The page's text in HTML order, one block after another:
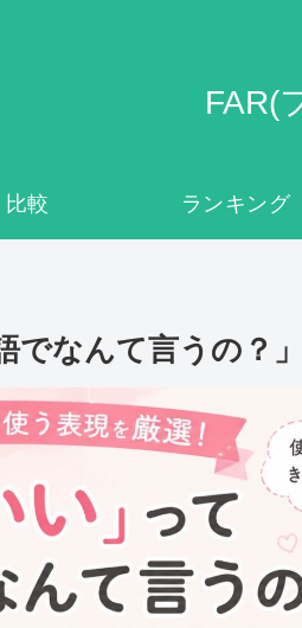
FAR(
比較 ランキング
でなんて言うの？